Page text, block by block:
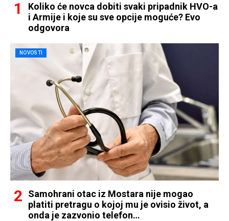
Koliko će novca dobiti svaki pripadnik HVO-a
i Armije i koje su sve opcije moguće? Evo
odgovora
NOVOSTI
Samohrani otac iz Mostara nije mogao
platiti pretragu o kojoj mu je ovisio život, a
onda je zazvonio telefon…